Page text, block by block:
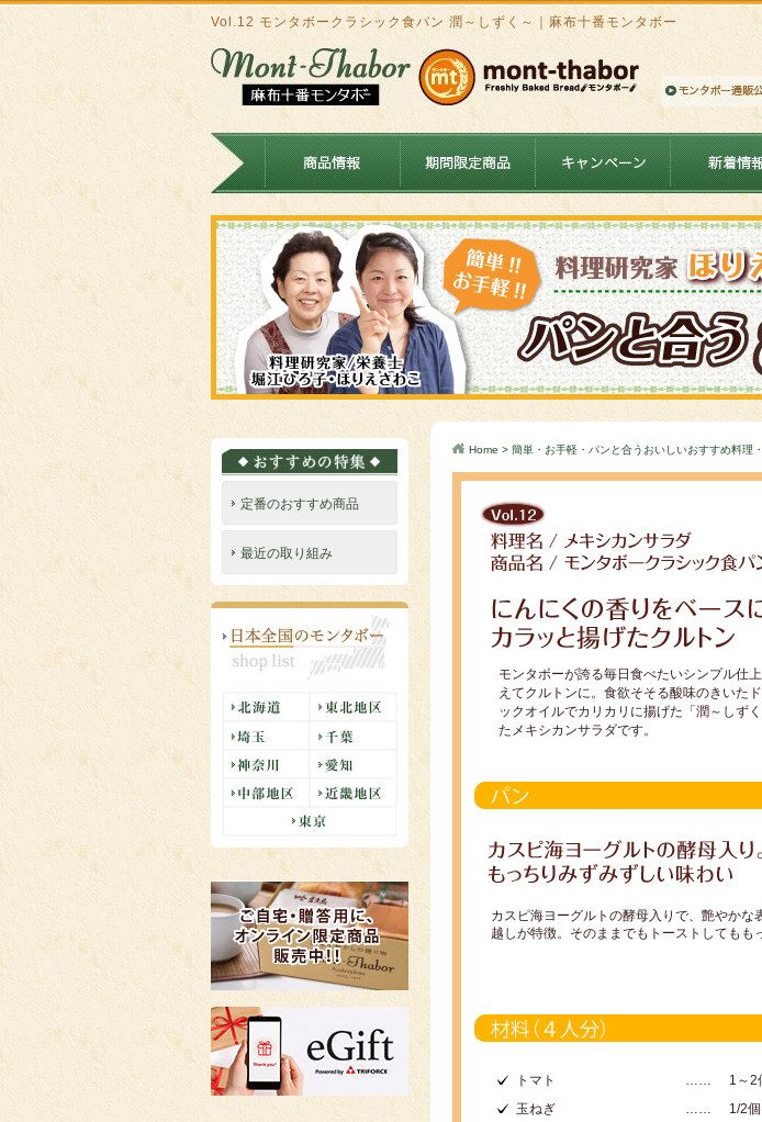
Vol.12 モンタボークラシック食パン 潤～しずく～｜麻布十番モンタボー
Home > 簡単・お手軽・パンと合うおいしいおすすめ料理
モンタボーが誇る毎日食べたいシンプル仕
えてクルトンに。食欲そそる酸味のきいた
ックオイルでカリカリに揚げた「潤～しず
たメキシカンサラダです。
カスピ海ヨーグルトの酵母入りで、艶やかな
越しが特徴。そのままでもトーストしてもも
トマト
玉ねぎ
……
……
1～2
1/2個
定番のおすすめ商品
最近の取り組み